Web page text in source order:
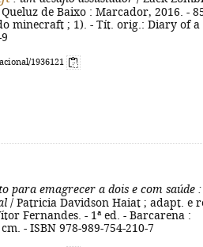
de Baixo : Marcador, 2016. -
minecraft ; 1). - Tít. orig.: Diary of a
1936121
para emagrecer a dois e com saúde :
/ Patricia Davidson Haiat ; adapt. e
Fernandes. - 1ª ed. - Barcarena :
- ISBN 978-989-754-210-7